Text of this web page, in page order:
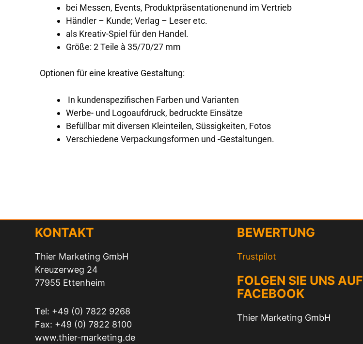
bei Messen, Events, Produktpräsentationenund im Vertrieb
Händler – Kunde; Verlag – Leser etc.
als Kreativ-Spiel für den Handel.
Größe: 2 Teile à 35/70/27 mm
Optionen für eine kreative Gestaltung:
In kundenspezifischen Farben und Varianten
Werbe- und Logoaufdruck, bedruckte Einsätze
Befüllbar mit diversen Kleinteilen, Süssigkeiten, Fotos
Verschiedene Verpackungsformen und -Gestaltungen.
KONTAKT
Thier Marketing GmbH
Kreuzerweg 24
77955 Ettenheim
Tel: +49 (0) 7822 9268
Fax: +49 (0) 7822 8100
www.thier-marketing.de
BEWERTUNG
Trustpilot
FOLGEN SIE UNS AUF
FACEBOOK
Thier Marketing GmbH